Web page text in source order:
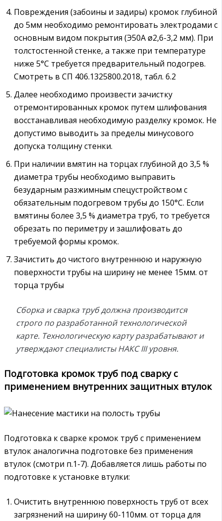
Повреждения (забоины и задиры) кромок глубиной
до 5мм необходимо ремонтировать электродами с
основным видом покрытия (Э50А ø2,6-3,2 мм). При
толстостенной стенке, а также при температуре
ниже 5°С требуется предварительный подогрев.
Смотреть в СП 406.1325800.2018, табл. 6.2
Далее необходимо произвести зачистку
отремонтированных кромок путем шлифования
восстанавливая необходимую разделку кромок. Не
допустимо выводить за пределы минусового
допуска толщину стенки.
При наличии вмятин на торцах глубиной до 3,5 %
диаметра трубы необходимо выправить
безударным разжимным спецустройством с
обязательным подогревом трубы до 150°С. Если
вмятины более 3,5 % диаметра труб, то требуется
обрезать по периметру и зашлифовать до
требуемой формы кромок.
Зачистить до чистого внутреннюю и наружную
поверхности трубы на ширину не менее 15мм. от
торца трубы
Сборка и сварка труб должна производится
строго по разработанной технологической
карте. Технологическую карту разрабатывают и
утверждают специалисты НАКС III уровня.
Подготовка кромок труб под сварку с
применением внутренних защитных втулок
Подготовка к сварке кромок труб с применением
втулок аналогична подготовке без применения
втулок (смотри п.1-7). Добавляется лишь работы по
подготовке к установке втулки:
Очистить внутреннюю поверхность труб от всех
загрязнений на ширину 60-110мм. от торца для